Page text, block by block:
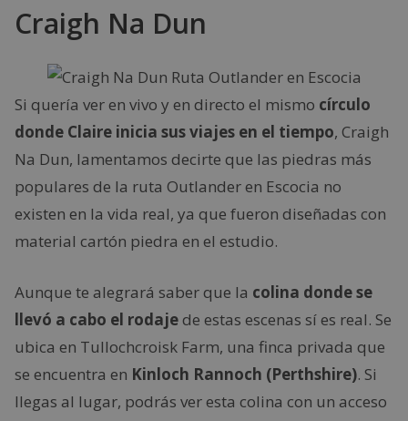
Craigh Na Dun
Si quería ver en vivo y en directo el mismo círculo
donde Claire inicia sus viajes en el tiempo, Craigh
Na Dun, lamentamos decirte que las piedras más
populares de la ruta Outlander en Escocia no
existen en la vida real, ya que fueron diseñadas con
material cartón piedra en el estudio.
Aunque te alegrará saber que la colina donde se
llevó a cabo el rodajede estas escenas sí es real. Se
ubica en Tullochcroisk Farm, una finca privada que
se encuentra en Kinloch Rannoch (Perthshire). Si
llegas al lugar, podrás ver esta colina con un acceso